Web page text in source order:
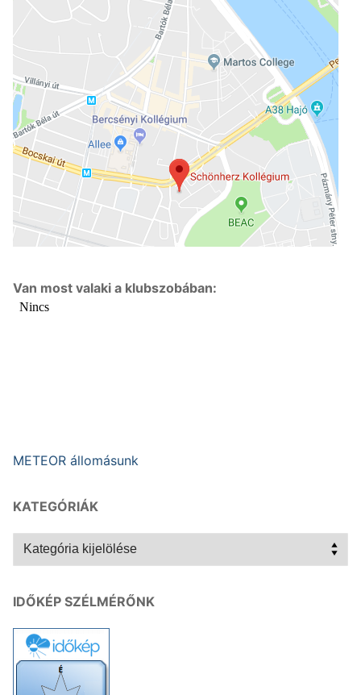
Van most valaki a klubszobában:
METEOR állomásunk
KATEGÓRIÁK
Kategóriák
IDŐKÉP SZÉLMÉRŐNK